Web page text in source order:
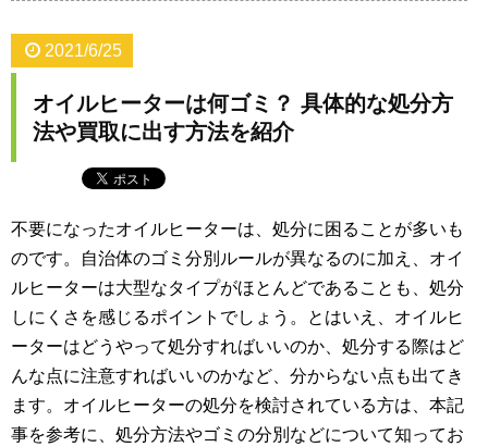
2021/6/25
オイルヒーターは何ゴミ？ 具体的な処分方
法や買取に出す方法を紹介
不要になったオイルヒーターは、処分に困ることが多いも
のです。自治体のゴミ分別ルールが異なるのに加え、オイ
ルヒーターは大型なタイプがほとんどであることも、処分
しにくさを感じるポイントでしょう。とはいえ、オイルヒ
ーターはどうやって処分すればいいのか、処分する際はど
んな点に注意すればいいのかなど、分からない点も出てき
ます。オイルヒーターの処分を検討されている方は、本記
事を参考に、処分方法やゴミの分別などについて知ってお